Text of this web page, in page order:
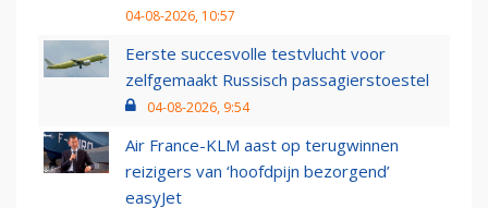
04-08-2026, 10:57
Eerste succesvolle testvlucht voor
zelfgemaakt Russisch passagierstoestel
04-08-2026, 9:54
Air France-KLM aast op terugwinnen
reizigers van ‘hoofdpijn bezorgend’
easyJet